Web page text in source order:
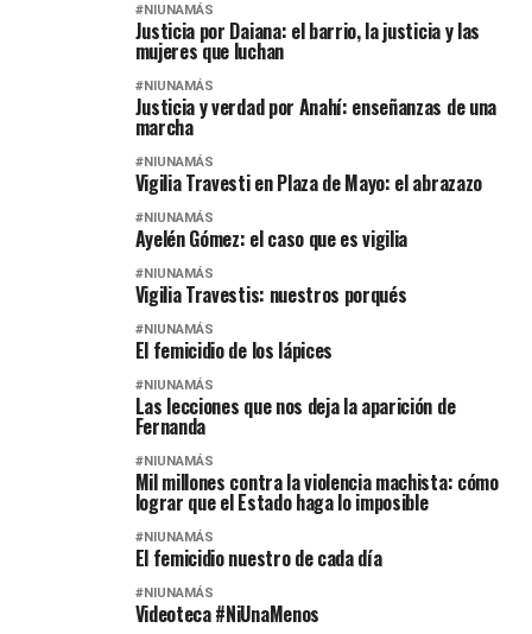
#NIUNAMÁS
Justicia por Daiana: el barrio, la justicia y las
mujeres que luchan
#NIUNAMÁS
Justicia y verdad por Anahí: enseñanzas de una
marcha
#NIUNAMÁS
Vigilia Travesti en Plaza de Mayo: el abrazazo
#NIUNAMÁS
Ayelén Gómez: el caso que es vigilia
#NIUNAMÁS
Vigilia Travestis: nuestros porqués
#NIUNAMÁS
El femicidio de los lápices
#NIUNAMÁS
Las lecciones que nos deja la aparición de
Fernanda
#NIUNAMÁS
Mil millones contra la violencia machista: cómo
lograr que el Estado haga lo imposible
#NIUNAMÁS
El femicidio nuestro de cada día
#NIUNAMÁS
Videoteca #NiUnaMenos